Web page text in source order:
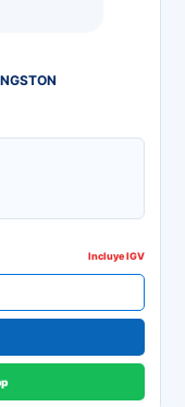
Incluye IGV